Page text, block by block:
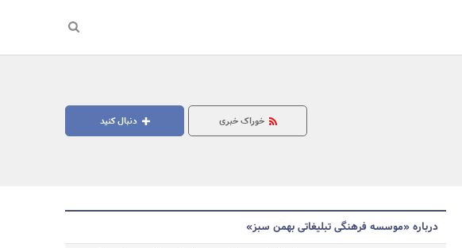
دنبال کنید خوراک خبری
درباره «موسسه فرهنگی تبلیغاتی بهمن سبز»